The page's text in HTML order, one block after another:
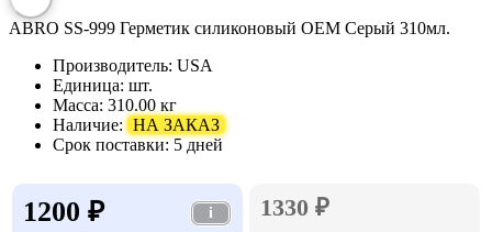
ABRO SS-999 Герметик силиконовый ОЕМ Серый 310мл.
Производитель: USA
Единица: шт.
Масса: 310.00 кг
Наличие: НА ЗАКАЗ
Срок поставки: 5 дней
1200 ₽
i
1330 ₽